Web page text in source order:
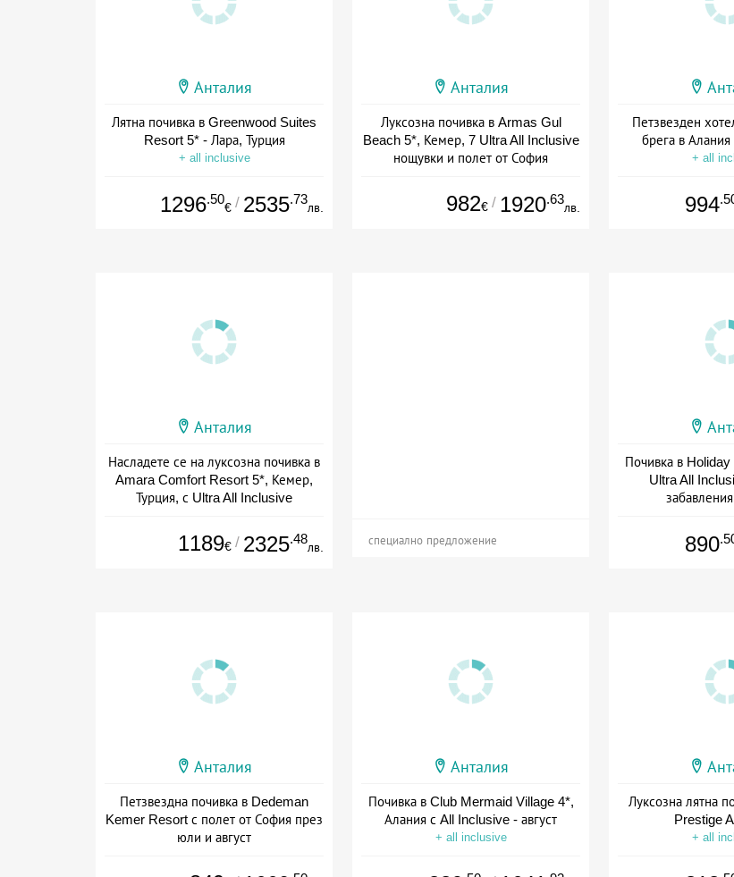
Анталия
Лятна почивка в Greenwood Suites
Resort 5* - Лара, Турция
+ all inclusive
1296.50
€ / 2535.73
лв.
Анталия
Луксозна почивка в Armas Gul
Beach 5*, Кемер, 7 Ultra All Inclusive
нощувки и полет от София
982€ / 1920.63
лв.
Петзвезден
брега в
+ all
994
Анталия
Насладете се на луксозна почивка в
Amara Comfort Resort 5*, Кемер,
Турция, с Ultra All Inclusive
1189€ / 2325.48
лв. специално предложение
Почивка в
Ultra All
890
Анталия
Петзвездна почивка в Dedeman
Kemer Resort с полет от София през
юли и август
Анталия
Почивка в Club Mermaid Village 4*,
Алания с All Inclusive - август
+ all inclusive
Луксозна лятна
Prestige
+ all